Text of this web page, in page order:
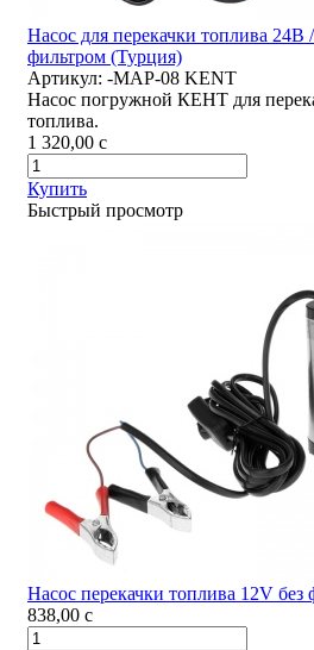
Насос для перекачки топлива
фильтром (Турция)
Артикул: -MAP-08 KENT
Насос погружной КЕНТ для
топлива.
1 320,00 c
Купить
Быстрый просмотр
Насос перекачки топлива 12V без
838,00 c